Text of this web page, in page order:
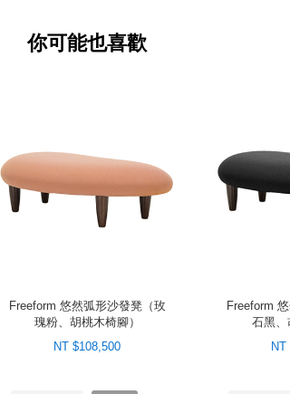
你可能也喜歡
Freeform 悠然弧形沙發凳（玫
瑰粉、胡桃木椅腳）
NT $108,500
Freeform
石黑、
NT